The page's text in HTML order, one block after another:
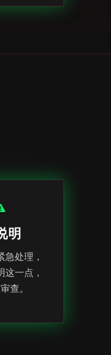
明
处理，
一点，
查。